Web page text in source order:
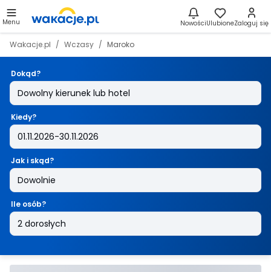
Menu NowościUlubioneZaloguj się
Wakacje.pl Wczasy Maroko
Dokąd?
Kiedy?
Jak i skąd?
Ile osób?